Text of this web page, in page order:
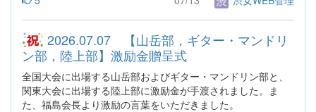
2026.07.07 【山岳部，ギター・マンドリ
ン部，陸上部】激励金贈呈式
全国大会に出場する山岳部およびギター・マンドリン部と、
関東大会に出場する陸上部に激励金が手渡されました。ま
た、福島会長より激励の言葉をいただきました。